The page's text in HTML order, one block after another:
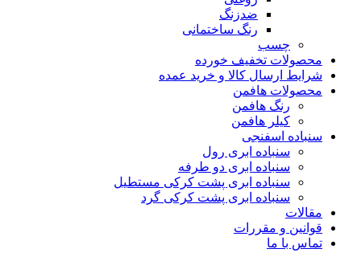
ضدزنگ
رنگ ساختمانی
چسب
محصولات تخفیف خورده
شرایط ارسال کالا و خرید عمده
محصولات هافمن
رنگ هافمن
کیلر هافمن
سنباده اسفنجی
سنباده ابری رول
سنباده ابری دو طرفه
سنباده ابری پشت کرکی مستطیل
سنباده ابری پشت کرکی گرد
مقالات
قوانین و مقررات
تماس با ما